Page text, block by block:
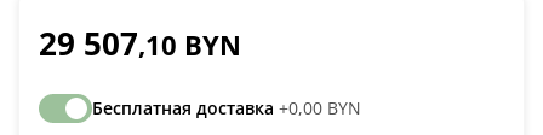
29 507,10 BYN
Бесплатная доставка +0,00 BYN